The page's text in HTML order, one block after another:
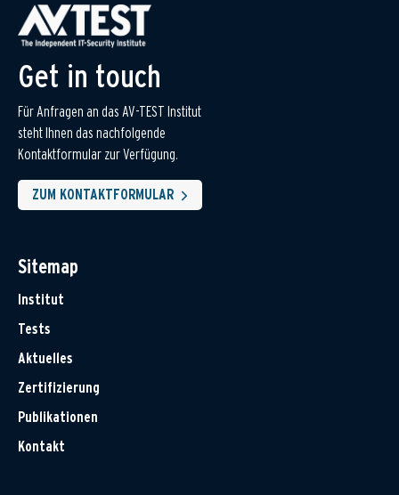
Get in touch
Für Anfragen an das AV-TEST Institut
steht Ihnen das nachfolgende
Kontaktformular zur Verfügung.
ZUM KONTAKTFORMULAR
Sitemap
Institut
Tests
Aktuelles
Zertifizierung
Publikationen
Kontakt